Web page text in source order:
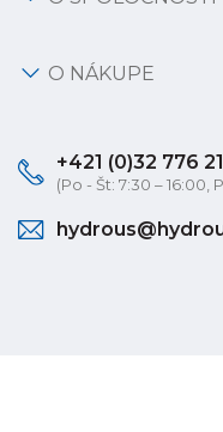
O NÁKUPE
+421 (0)32 776
(Po - Št: 7:30 – 16:00,